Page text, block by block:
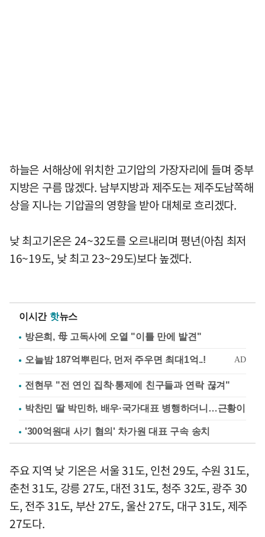
하늘은 서해상에 위치한 고기압의 가장자리에 들며 중부
지방은 구름 많겠다. 남부지방과 제주도는 제주도남쪽해
상을 지나는 기압골의 영향을 받아 대체로 흐리겠다.
낮 최고기온은 24~32도를 오르내리며 평년(아침 최저
16~19도, 낮 최고 23~29도)보다 높겠다.
이시간 핫뉴스
방은희, 母 고독사에 오열 "이틀 만에 발견"
전현무 "전 연인 집착·통제에 친구들과 연락 끊겨"
박찬민 딸 박민하, 배우·국가대표 병행하더니…근황이
'300억원대 사기 혐의' 차가원 대표 구속 송치
주요 지역 낮 기온은 서울 31도, 인천 29도, 수원 31도,
춘천 31도, 강릉 27도, 대전 31도, 청주 32도, 광주 30
도, 전주 31도, 부산 27도, 울산 27도, 대구 31도, 제주
27도다.